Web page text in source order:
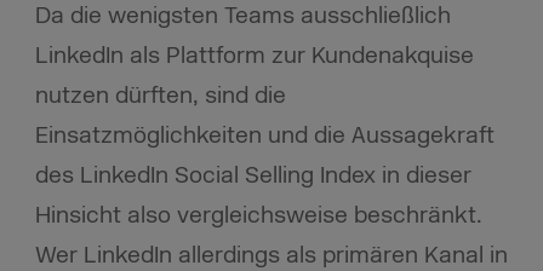
Da die wenigsten Teams ausschließlich
LinkedIn als Plattform zur Kundenakquise
nutzen dürften, sind die
Einsatzmöglichkeiten und die Aussagekraft
des LinkedIn Social Selling Index in dieser
Hinsicht also vergleichsweise beschränkt.
Wer LinkedIn allerdings als primären Kanal in